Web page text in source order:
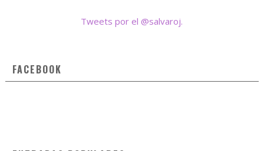
Tweets por el @salvaroj.
FACEBOOK